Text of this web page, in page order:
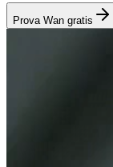
Prova Wan gratis